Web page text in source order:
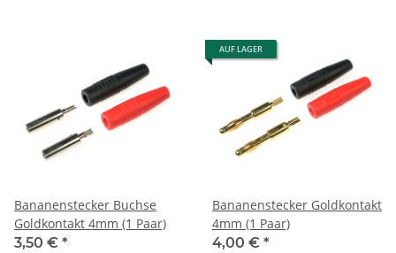
Bananenstecker Buchse
Goldkontakt 4mm (1 Paar)
3,50 € *
AUF LAGER
Bananenstecker Goldkontakt
4mm (1 Paar)
4,00 € *